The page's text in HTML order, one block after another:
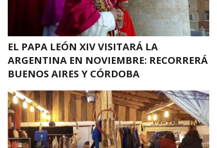
EL PAPA LEÓN XIV VISITARÁ LA
ARGENTINA EN NOVIEMBRE: RECORRERÁ
BUENOS AIRES Y CÓRDOBA